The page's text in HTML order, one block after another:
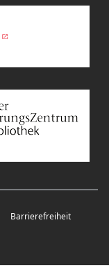
Barrierefreiheit